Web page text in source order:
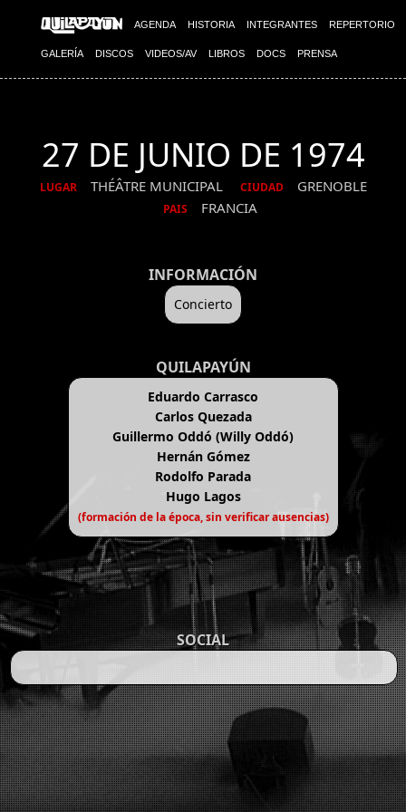
AGENDA HISTORIA INTEGRANTES REPERTORIO
GALERÍA DISCOS VIDEOS/AV LIBROS DOCS PRENSA
27 DE JUNIO DE 1974
LUGAR THÉÂTRE MUNICIPAL CIUDAD GRENOBLE
PAIS FRANCIA
INFORMACIÓN
Concierto
QUILAPAYÚN
Eduardo Carrasco
Carlos Quezada
Guillermo Oddó (Willy Oddó)
Hernán Gómez
Rodolfo Parada
Hugo Lagos
(formación de la época, sin verificar ausencias)
SOCIAL